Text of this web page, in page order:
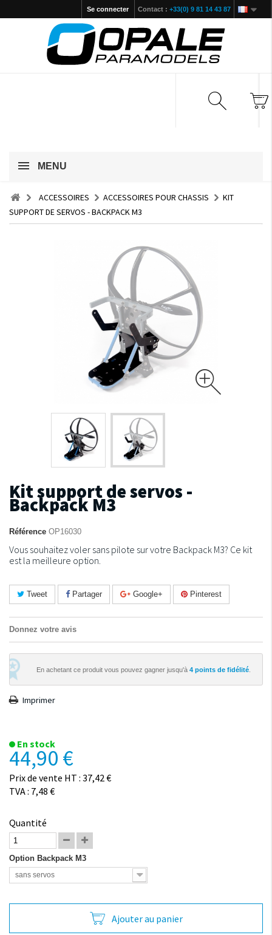
Contact : +33(0) 9 81 14 43 87
Se connecter
MENU
ACCESSOIRES ACCESSOIRES POUR CHASSIS
KIT
SUPPORT DE SERVOS - BACKPACK M3
Kit support de servos -
Backpack M3
Référence OP16030
Vous souhaitez voler sans pilote sur votre Backpack M3? Ce kit
est la meilleure option.
Tweet Partager Google+ Pinterest
Donnez votre avis
En achetant ce produit vous pouvez gagner jusqu'à 4 points de fidélité
Imprimer
En stock
44,90 €
Prix de vente HT : 37,42 €
TVA : 7,48 €
Quantité
Option Backpack M3
sans servos
Ajouter au panier